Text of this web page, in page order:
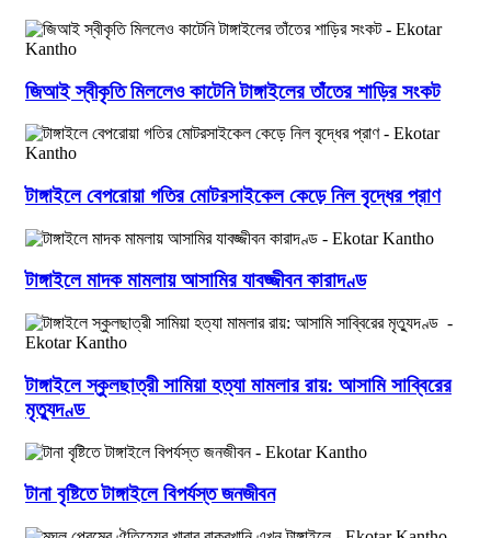
জিআই স্বীকৃতি মিললেও কাটেনি টাঙ্গাইলের তাঁতের শাড়ির সংকট
টাঙ্গাইলে বেপরোয়া গতির মোটরসাইকেল কেড়ে নিল বৃদ্ধের প্রাণ
টাঙ্গাইলে মাদক মামলায় আসামির যাবজ্জীবন কারাদণ্ড
টাঙ্গাইলে স্কুলছাত্রী সামিয়া হত্যা মামলার রায়: আসামি সাব্বিরের
মৃত্যুদণ্ড
টানা বৃষ্টিতে টাঙ্গাইলে বিপর্যস্ত জনজীবন